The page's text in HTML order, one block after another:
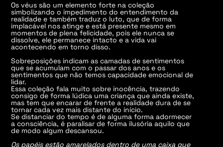
Os véus são um elemento forte na coleção
simbolizando o impedimento do entendimento da
realidade e também traduz o luto, que de forma
implacável nos atinge e está presente mesmo em
momentos de plena felicidade, pois ele nunca se
dissolve, ele permanece intacto e a vida vai
acontecendo em torno disso.
Sobreposições indicam as camadas de sentimentos
que se acumulam com o passar dos anos e os
sentimentos que não temos capacidade emocional de
lidar.
Essa coleção fala muito sobre inocência, trazendo
consigo de forma lúdica uma criança que ainda existe,
mas tem que encarar de frente a realidade dura de se
tornar cada vez mais distante do início.
Se distanciar do tempo é de alguma forma adormecer
a consciência, é paralisar de forma ilusória aquilo que
de modo algum descansou.
Os papéis estão amarelados dentro de uma caixa que